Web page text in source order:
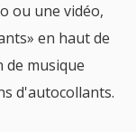
ou une vidéo,
en haut de
de musique
d'autocollants.